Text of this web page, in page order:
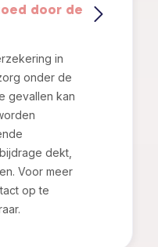
door de
in
onder de
gevallen kan
dekt,
Voor meer
op te